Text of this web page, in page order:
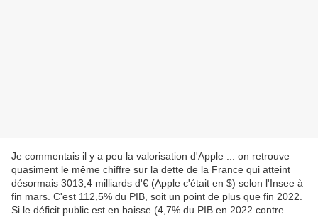
Je commentais il y a peu la valorisation d'Apple ... on retrouve
quasiment le même chiffre sur la dette de la France qui atteint
désormais 3013,4 milliards d'€ (Apple c'était en $) selon l'Insee à
fin mars. C'est 112,5% du PIB, soit un point de plus que fin 2022.
Si le déficit public est en baisse (4,7% du PIB en 2022 contre